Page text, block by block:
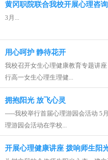
黄冈职院联合我校开展心理咨
3月...
用心呵护 静待花开
我校召开女生心理健康教育专题讲
行高一女生心理生理健...
拥抱阳光 放飞心灵
-----我校举行首届心理游园会活动 5
理游园会活动在学校...
开展心理健康讲座 拨响师生阳